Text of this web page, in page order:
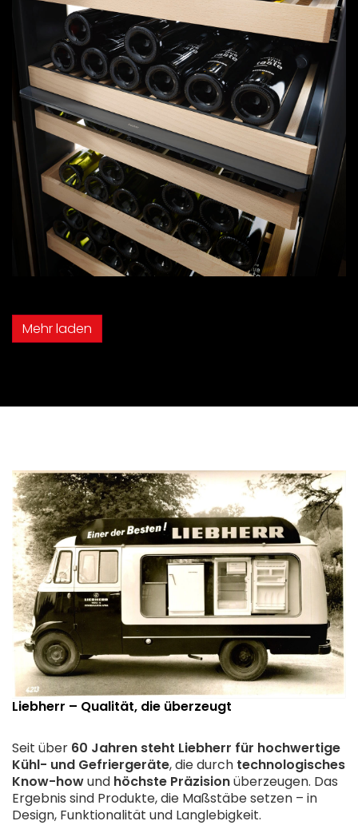
Mehr laden
Liebherr – Qualität, die überzeugt
Seit über 60 Jahren steht Liebherr für hochwertige
Kühl- und Gefriergeräte, die durch technologisches
Know-howund höchste Präzisionüberzeugen. Das
Ergebnis sind Produkte, die Maßstäbe setzen – in
Design, Funktionalität und Langlebigkeit.